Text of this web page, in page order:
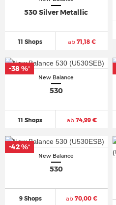
530 Silver Metallic
11 Shops ab71,18 €
New Balance
530
11 Shops ab74,99 €
-38 %*
New Balance
530
9 Shops ab 70,00 €
-42 %*